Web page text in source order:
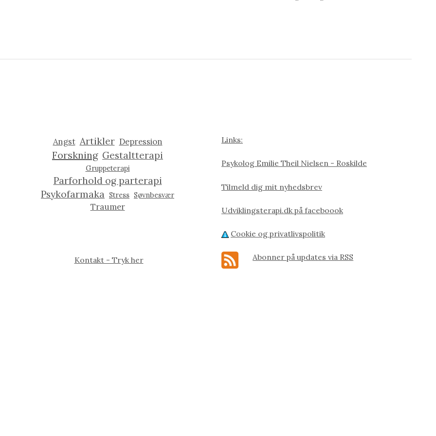
Angst Artikler Depression
Forskning Gestaltterapi
Gruppeterapi
Parforhold og parterapi
Psykofarmaka Stress Søvnbesvær
Traumer
Kontakt - Tryk her
Links:
Psykolog Emilie Theil Nielsen - Roskilde
Tilmeld dig mit nyhedsbrev
Udviklingsterapi.dk på faceboook
Cookie og privatlivspolitik
Abonner på updates via RSS